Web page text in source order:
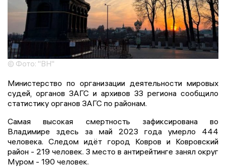
© Фото: "ВН"
Министерство по организации деятельности мировых
судей, органов ЗАГС и архивов 33 региона сообщило
статистику органов ЗАГС по районам.
Самая высокая смертность зафиксирована во
Владимире здесь за май 2023 года умерло 444
человека. Следом идёт город Ковров и Ковровский
район - 219 человек. 3 место в антирейтинге занял округ
Муром - 190 человек.